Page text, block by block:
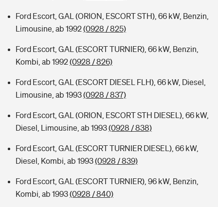
Ford Escort, GAL (ORION, ESCORT STH), 66 kW, Benzin,
Limousine, ab 1992(0928 / 825)
Ford Escort, GAL (ESCORT TURNIER), 66 kW, Benzin,
Kombi, ab 1992(0928 / 826)
Ford Escort, GAL (ESCORT DIESEL FLH), 66 kW, Diesel,
Limousine, ab 1993(0928 / 837)
Ford Escort, GAL (ORION, ESCORT STH DIESEL), 66 kW,
Diesel, Limousine, ab 1993(0928 / 838)
Ford Escort, GAL (ESCORT TURNIER DIESEL), 66 kW,
Diesel, Kombi, ab 1993(0928 / 839)
Ford Escort, GAL (ESCORT TURNIER), 96 kW, Benzin,
Kombi, ab 1993(0928 / 840)